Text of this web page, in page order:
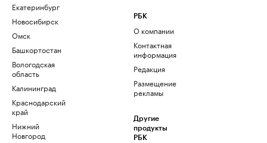
Екатеринбург
Новосибирск
Омск
Башкортостан
Вологодская
область
Калининград
Краснодарский
край
Нижний
Новгород
РБК
О компании
Контактная
информация
Редакция
Размещение
рекламы
Другие
продукты
РБК